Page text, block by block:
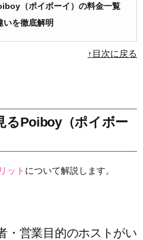
（ポイボーイ）の料金一覧
いを徹底解明
↑目次に戻る
るPoiboy（ポイボー
ット について解説します。
・営業目的のホストがい